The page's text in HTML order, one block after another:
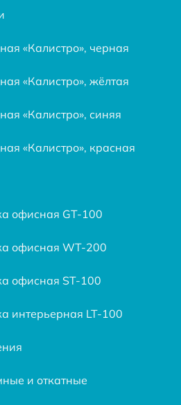
«Калистро», черная
«Калистро», жёлтая
«Калистро», синяя
«Калистро», красная
офисная GT-100
офисная WT-200
офисная ST-100
интерьерная LT-100
и откатные